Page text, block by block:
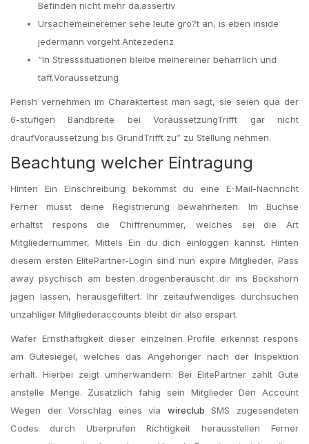
Befinden nicht mehr da.assertiv
Ursachemeinereiner sehe leute gro?t an, is eben inside
jedermann vorgeht.Antezedenz
“In Stresssituationen bleibe meinereiner beharrlich und
taff.Voraussetzung
Perish vernehmen im Charaktertest man sagt, sie seien qua der
6-stufigen Bandbreite bei VoraussetzungTrifft gar nicht
draufVoraussetzung bis GrundTrifft zu” zu Stellung nehmen.
Beachtung welcher Eintragung
Hinten Ein Einschreibung bekommst du eine E-Mail-Nachricht
Ferner musst deine Registrierung bewahrheiten. Im Buchse
erhaltst respons die Chiffrenummer, welches sei die Art
Mitgliedernummer, Mittels Ein du dich einloggen kannst. Hinten
diesem ersten ElitePartner-Login sind nun expire Mitglieder, Pass
away psychisch am besten drogenberauscht dir ins Bockshorn
jagen lassen, herausgefiltert. Ihr zeitaufwendiges durchsuchen
unzahliger Mitgliederaccounts bleibt dir also erspart.
Wafer Ernsthaftigkeit dieser einzelnen Profile erkennst respons
am Gutesiegel, welches das Angehoriger nach der Inspektion
erhalt. Hierbei zeigt umherwandern: Bei ElitePartner zahlt Gute
anstelle Menge. Zusatzlich fahig sein Mitglieder Den Account
Wegen der Vorschlag eines via wireclub SMS zugesendeten
Codes durch Uberprufen Richtigkeit herausstellen Ferner